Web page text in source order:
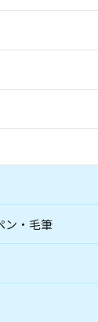
ン・毛筆